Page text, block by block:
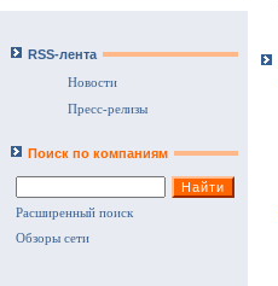
RSS-лента
Новости
Пресс-релизы
Поиск по компаниям
Расширенный поиск
Обзоры сети